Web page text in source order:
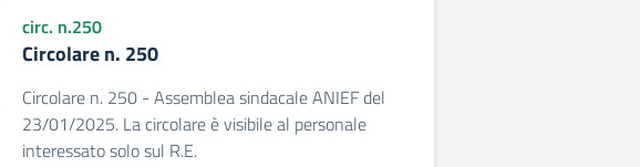
circ. n.250
Circolare n. 250
Circolare n. 250 - Assemblea sindacale ANIEF del
23/01/2025. La circolare è visibile al personale
interessato solo sul R.E.